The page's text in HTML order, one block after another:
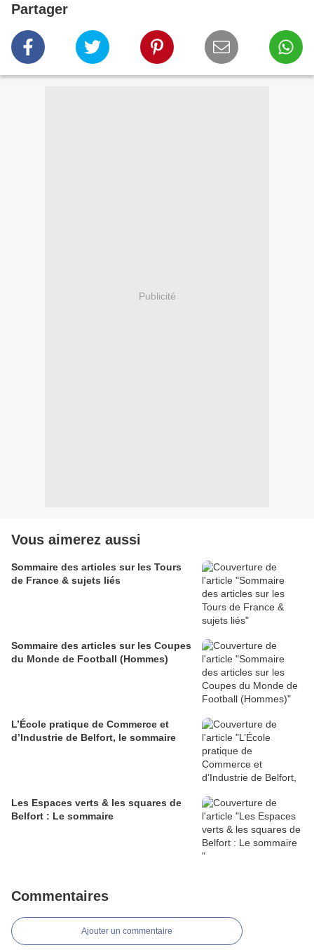
Partager
Publicité
Vous aimerez aussi
Sommaire des articles sur les Tours
de France & sujets liés
Sommaire des articles sur les Coupes
du Monde de Football (Hommes)
L’École pratique de Commerce et
d’Industrie de Belfort, le sommaire
Les Espaces verts & les squares de
Belfort : Le sommaire
Commentaires
Ajouter un commentaire